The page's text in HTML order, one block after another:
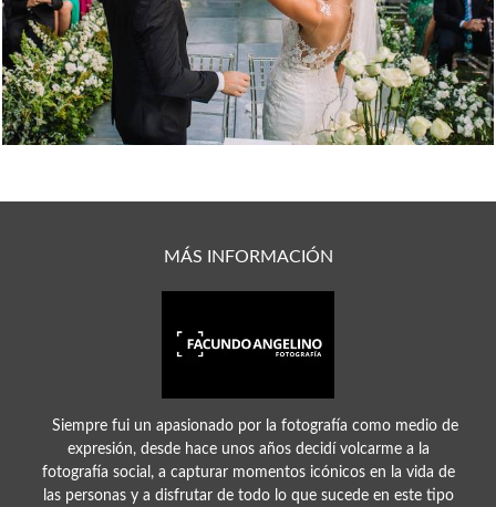
MÁS INFORMACIÓN
Siempre fui un apasionado por la fotografía como medio de
expresión, desde hace unos años decidí volcarme a la
fotografía social, a capturar momentos icónicos en la vida de
las personas y a disfrutar de todo lo que sucede en este tipo